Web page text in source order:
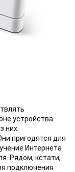
устройства
них
пригодятся для
Интернета
Рядом, кстати,
подключения